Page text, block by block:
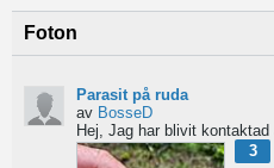
Foton
Parasit på ruda
av BosseD
Hej, Jag har blivit kontaktad av en
3